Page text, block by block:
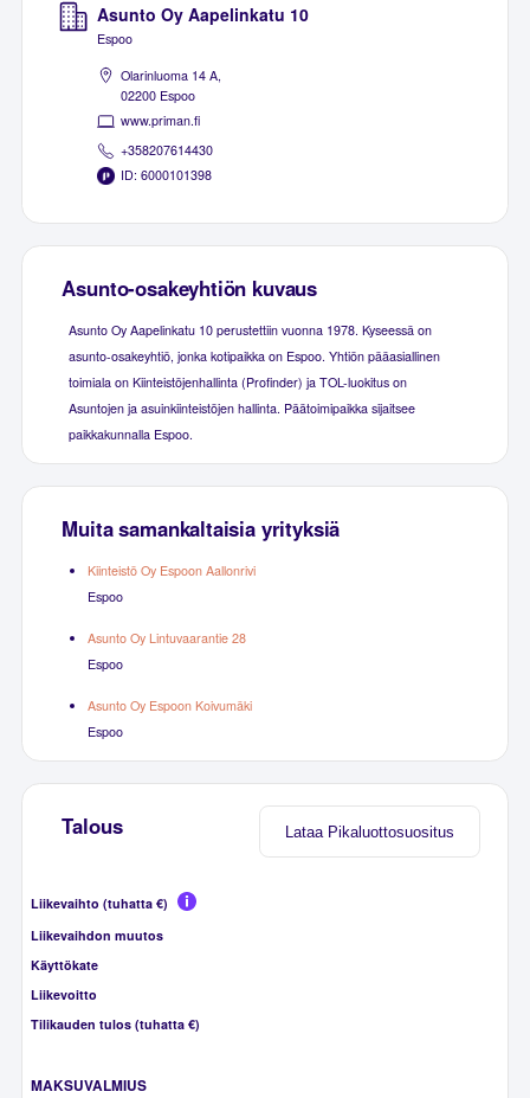
Asunto Oy Aapelinkatu 10
Espoo
Olarinluoma 14 A,
02200 Espoo
www.priman.fi
+358207614430
ID: 6000101398
Asunto-osakeyhtiön kuvaus
Asunto Oy Aapelinkatu 10 perustettiin vuonna 1978. Kyseessä on
asunto-osakeyhtiö, jonka kotipaikka on Espoo. Yhtiön pääasiallinen
toimiala on Kiinteistöjenhallinta (Profinder) ja TOL-luokitus on
Asuntojen ja asuinkiinteistöjen hallinta. Päätoimipaikka sijaitsee
paikkakunnalla Espoo.
Muita samankaltaisia yrityksiä
Kiinteistö Oy Espoon Aallonrivi
Espoo
Asunto Oy Lintuvaarantie 28
Espoo
Asunto Oy Espoon Koivumäki
Espoo
Lataa Pikaluottosuositus
Talous
Liikevaihto (tuhatta €)
Liikevaihdon muutos
Käyttökate
Liikevoitto
Tilikauden tulos (tuhatta €)
MAKSUVALMIUS